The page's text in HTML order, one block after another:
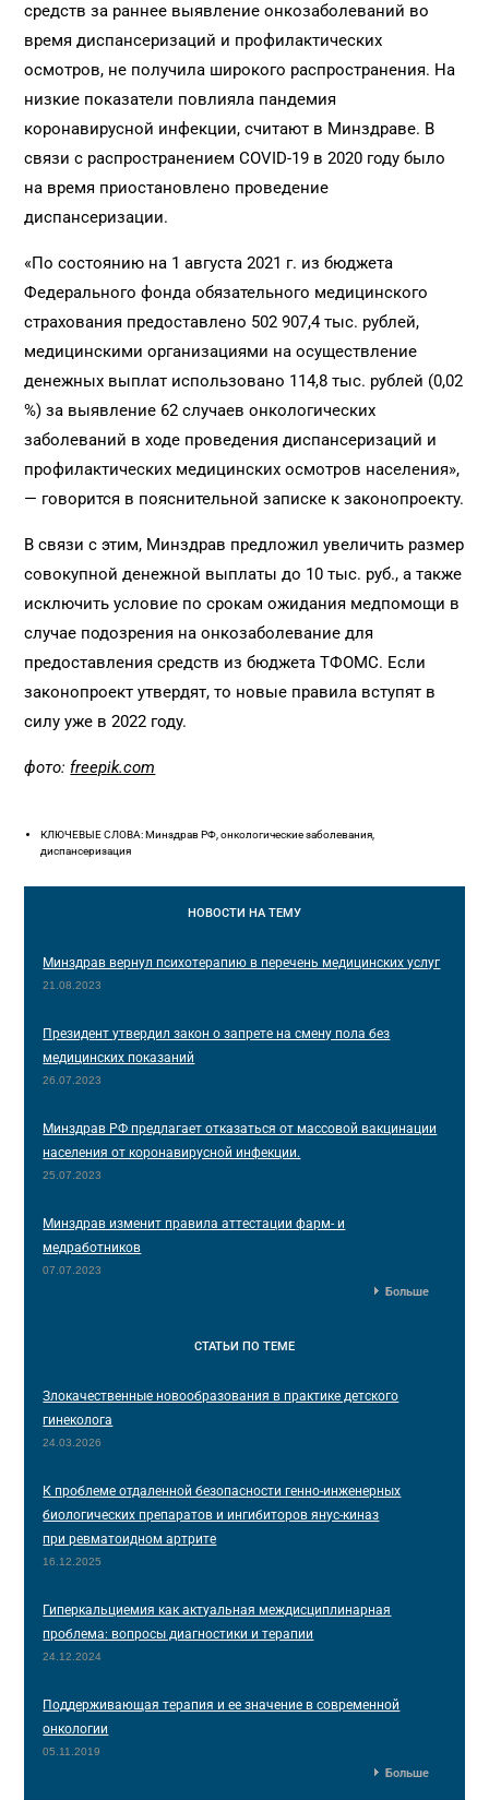
средств за раннее выявление онкозаболеваний во
время диспансеризаций и профилактических
осмотров, не получила широкого распространения. На
низкие показатели повлияла пандемия
коронавирусной инфекции, считают в Минздраве. В
связи с распространением COVID-19 в 2020 году было
на время приостановлено проведение
диспансеризации.
«По состоянию на 1 августа 2021 г. из бюджета
Федерального фонда обязательного медицинского
страхования предоставлено 502 907,4 тыс. рублей,
медицинскими организациями на осуществление
денежных выплат использовано 114,8 тыс. рублей (0,02
%) за выявление 62 случаев онкологических
заболеваний в ходе проведения диспансеризаций и
профилактических медицинских осмотров населения»,
— говорится в пояснительной записке к законопроекту.
В связи с этим, Минздрав предложил увеличить размер
совокупной денежной выплаты до 10 тыс. руб., а также
исключить условие по срокам ожидания медпомощи в
случае подозрения на онкозаболевание для
предоставления средств ‎из бюджета ТФОМС. Если
законопроект утвердят, то новые правила вступят в
силу уже в 2022 году.
фото: freepik.com
КЛЮЧЕВЫЕ СЛОВА: Минздрав РФ, онкологические заболевания,
диспансеризация
НОВОСТИ НА ТЕМУ
Минздрав вернул психотерапию в перечень медицинских услуг
21.08.2023
Президент утвердил закон о запрете на смену пола без
медицинских показаний
26.07.2023
Минздрав РФ предлагает отказаться от массовой вакцинации
населения от коронавирусной инфекции.
25.07.2023
Минздрав изменит правила аттестации фарм- и
медработников
07.07.2023
Больше
СТАТЬИ ПО ТЕМЕ
Злокачественные новообразования в практике детского
гинеколога
24.03.2026
К проблеме отдаленной безопасности генно-инженерных
биологических препаратов и ингибиторов янус-киназ
при ревматоидном артрите
16.12.2025
Гиперкальциемия как актуальная междисциплинарная
проблема: вопросы диагностики и терапии
24.12.2024
Поддерживающая терапия и ее значение в современной
онкологии
05.11.2019
Больше